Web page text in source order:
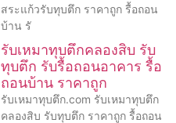
สระแก้วรับทุบตึก ราคาถูก รื้อถอน
บ้าน รั
รับเหมาทุบตึกคลองสิบ รับ
ทุบตึก รับรื้อถอนอาคาร รื้อ
ถอนบ้าน ราคาถูก
รับเหมาทุบตึก.com รับเหมาทุบตึก
คลองสิบ รับทุบตึก ราคาถูก รื้อถอน